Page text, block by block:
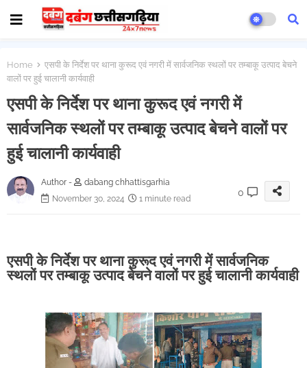
Home
एसपी के निर्देश पर थाना कुरूद एवं नगरी में सार्वजनिक स्थलों पर तम्बाकू उत्पाद बेचने
वालों पर हुई चालानी कार्यवाही
एसपी के निर्देश पर थाना कुरूद एवं नगरी में
सार्वजनिक स्थलों पर तम्बाकू उत्पाद बेचने वालों पर
हुई चालानी कार्यवाही
Author -
dabang chhattisgarhia
November 30, 2024
1 minute read
0
एसपी के निर्देश पर थाना कुरूद एवं नगरी में सार्वजनिक
स्थलों पर तम्बाकू उत्पाद बेचने वालों पर हुई चालानी कार्यवाही